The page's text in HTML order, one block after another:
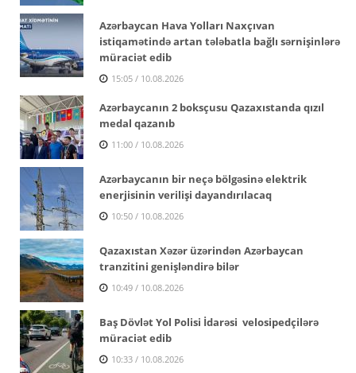
Azərbaycan Hava Yolları Naxçıvan
istiqamətində artan tələbatla bağlı sərnişinlərə
müraciət edib
15:05 / 10.08.2026
Azərbaycanın 2 boksçusu Qazaxıstanda qızıl
medal qazanıb
11:00 / 10.08.2026
Azərbaycanın bir neçə bölgəsinə elektrik
enerjisinin verilişi dayandırılacaq
10:50 / 10.08.2026
Qazaxıstan Xəzər üzərindən Azərbaycan
tranzitini genişləndirə bilər
10:49 / 10.08.2026
Baş Dövlət Yol Polisi İdarəsi velosipedçilərə
müraciət edib
10:33 / 10.08.2026